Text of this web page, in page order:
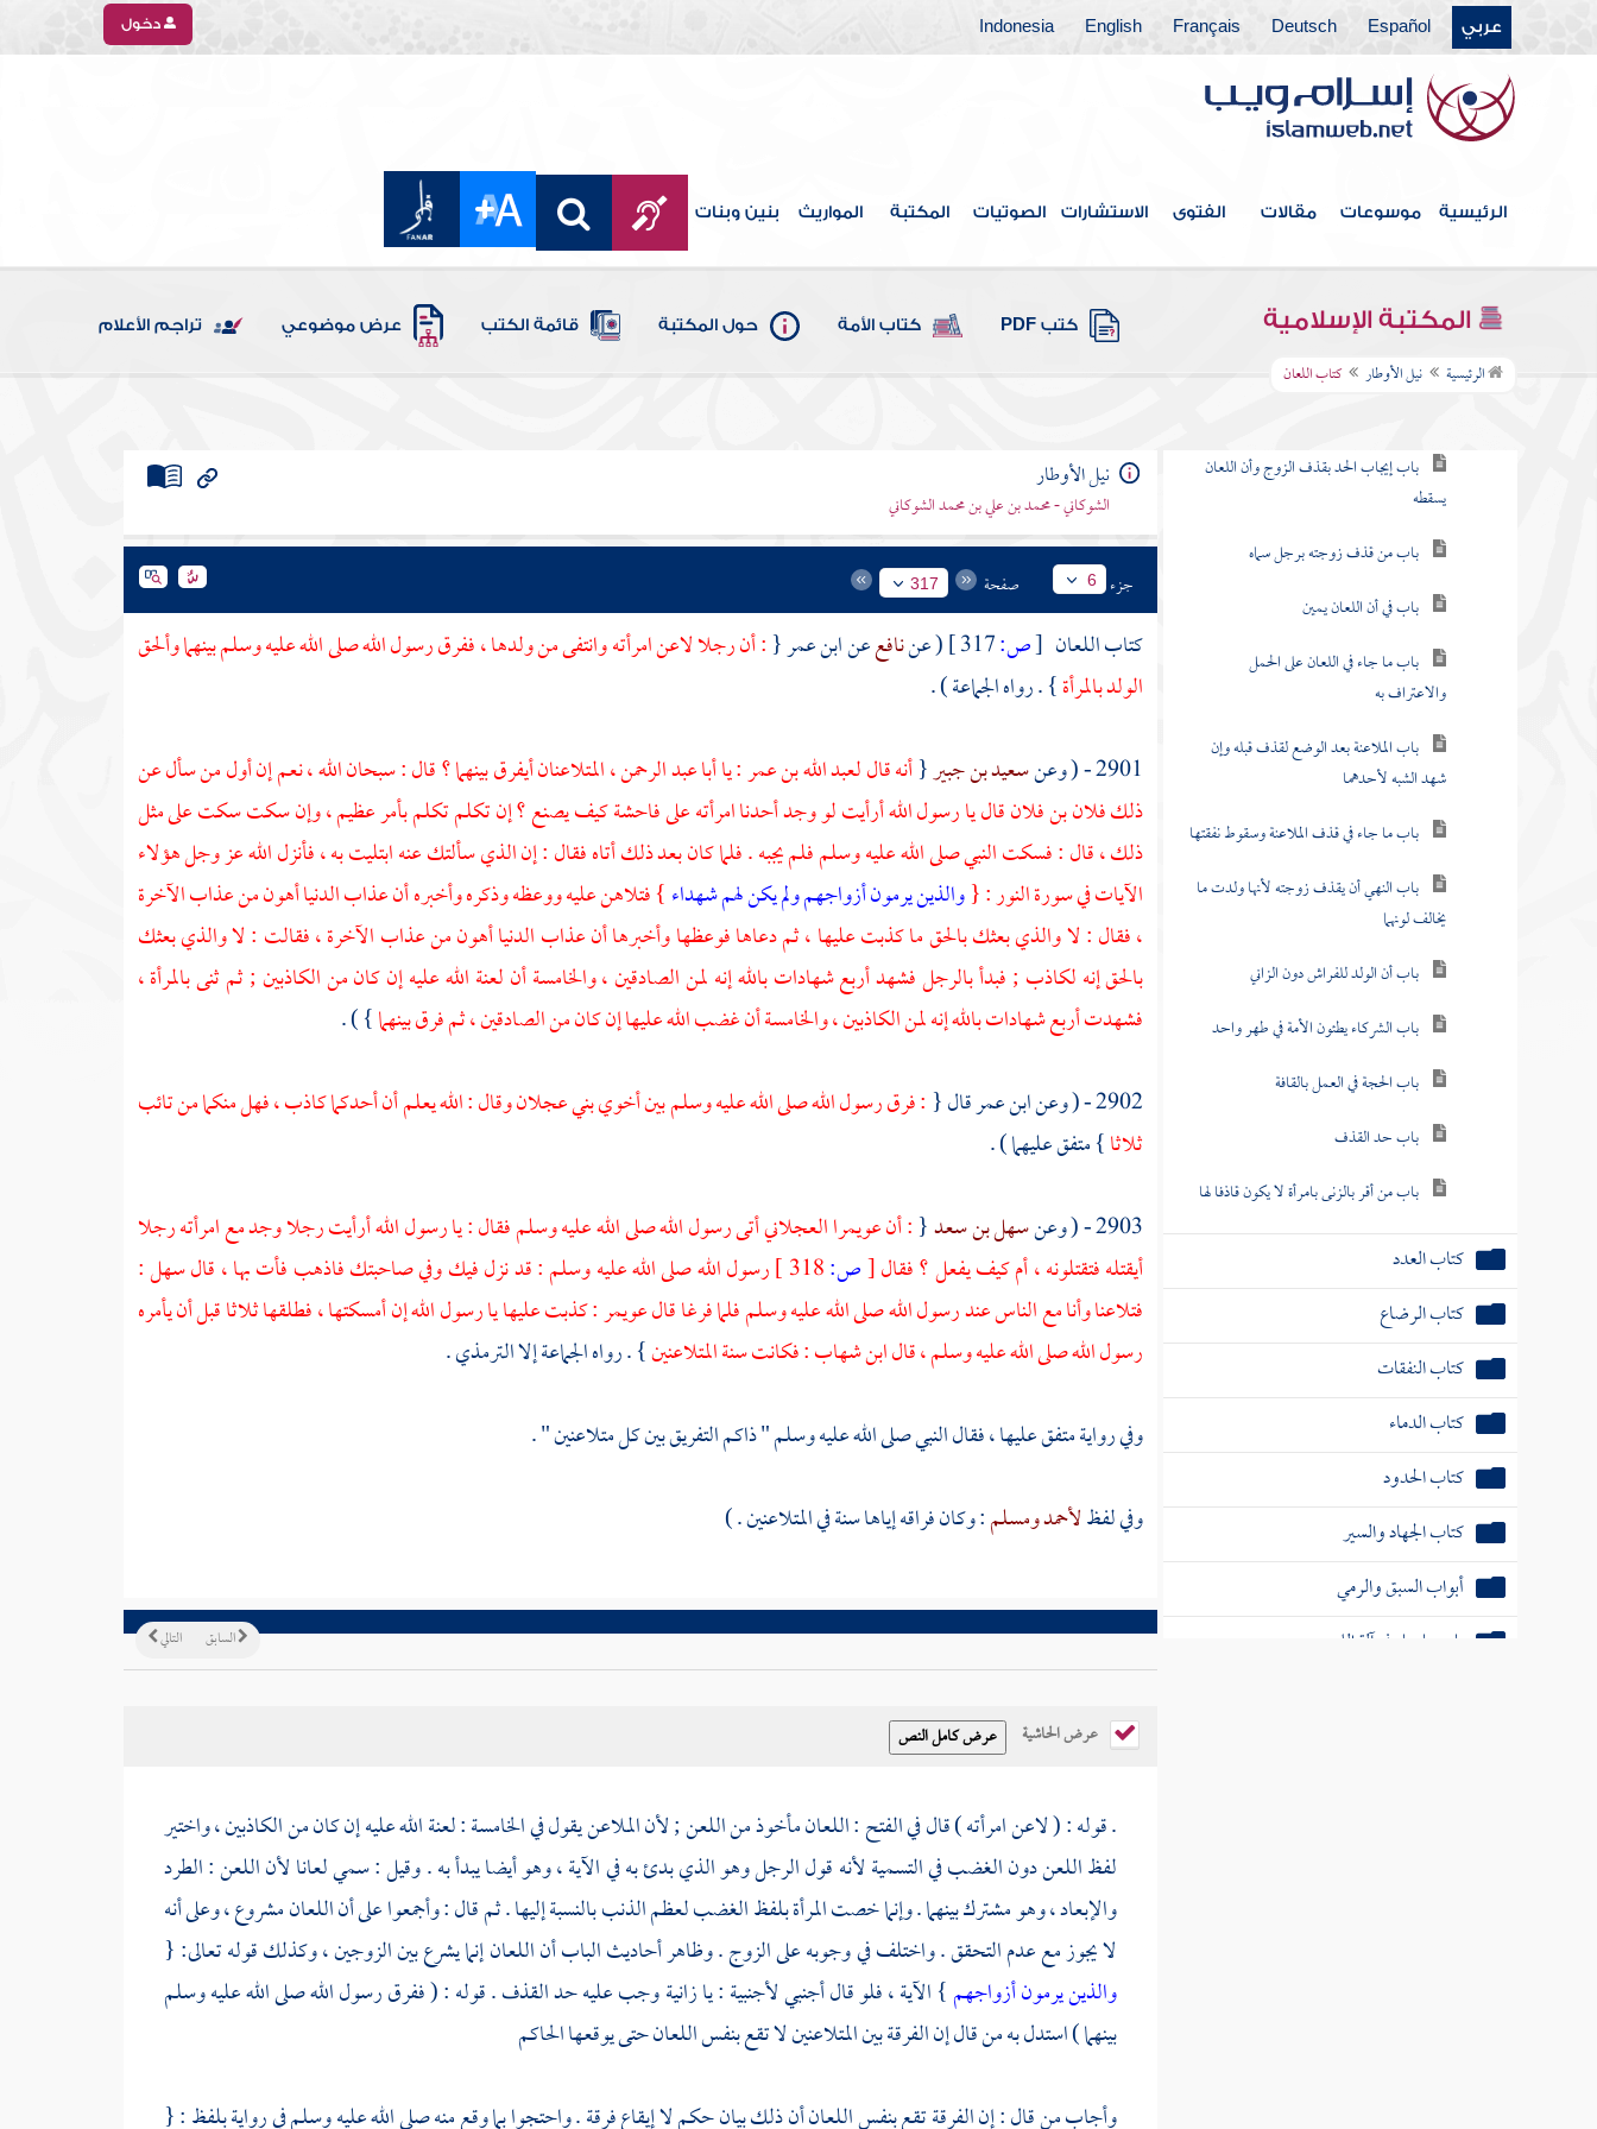
عربي Español
Deutsch
Français
English
Indonesia دخول
الرئيسية موسوعات مقالات الفتوى الاستشارات الصوتيات المكتبة المواريث بنين وبنات
المكتبة الإسلامية كتب PDF كتاب الأمة حول المكتبة قائمة الكتب عرض موضوعي تراجم الأعلام
الرئيسية نيل الأوطار كتاب اللعان
كتاب الطلاق
كتاب الخلع
كتاب الظهار
كتاب اللعان
باب إيجاب الحد بقذف الزوج وأن اللعان
يسقطه
باب من قذف زوجته برجل سماه
باب في أن اللعان يمين
باب ما جاء في اللعان على الحمل
والاعتراف به
باب الملاعنة بعد الوضع لقذف قبله وإن
شهد الشبه لأحدهما
باب ما جاء في قذف الملاعنة وسقوط نفقتها
باب النهي أن يقذف زوجته لأنها ولدت ما
يخالف لونهما
باب أن الولد للفراش دون الزاني
باب الشركاء يطئون الأمة في طهر واحد
باب الحجة في العمل بالقافة
باب حد القذف
باب من أقر بالزنى بامرأة لا يكون قاذفا لها
كتاب العدد
كتاب الرضاع
كتاب النفقات
كتاب الدماء
كتاب الحدود
كتاب الجهاد والسير
أبواب السبق والرمي
باب ما جاء في آلة اللهو
نيل الأوطار
الشوكاني - محمد بن علي بن محمد الشوكاني
جزء 6 صفحة 317
كتاب اللعان [ص: ( عننافععنابن عمر{: أن رجلا لاعن امرأته وانتفى من ولدها ، ففرق رسول الله صلى الله عليه وسلم بينهما وألحق
الولد بالمرأة} . رواه الجماعة ) .
2901 - ( وعن
سعيد بن جبير{أنه قاللعبد الله بن عمر: ياأبا عبد الرحمن، المتلاعنان أيفرق بينهما ؟ قال : سبحان الله ، نعم إن أول من سأل عن
ذلك فلان بن فلان قال يا رسول الله أرأيت لو وجد أحدنا امرأته على فاحشة كيف يصنع ؟ إن تكلم تكلم بأمر عظيم ، وإن سكت سكت على مثل
ذلك ، قال : فسكت النبي صلى الله عليه وسلم فلم يجبه . فلما كان بعد ذلك أتاه فقال : إن الذي سألتك عنه ابتليت به ، فأنزل الله عز وجل هؤلاء
الآيات في سورة النور : {والذين يرمون أزواجهم ولم يكن لهم شهداء} فتلاهن عليه ووعظه وذكره وأخبره أن عذاب الدنيا أهون من عذاب الآخرة
، فقال : لا والذي بعثك بالحق ما كذبت عليها ، ثم دعاها فوعظها وأخبرها أن عذاب الدنيا أهون من عذاب الآخرة ، فقالت : لا والذي بعثك
بالحق إنه لكاذب ; فبدأ بالرجل فشهد أربع شهادات بالله إنه لمن الصادقين ، والخامسة أن لعنة الله عليه إن كان من الكاذبين ; ثم ثنى بالمرأة ،
فشهدت أربع شهادات بالله إنه لمن الكاذبين ، والخامسة أن غضب الله عليها إن كان من الصادقين ، ثم فرق بينهما} ) .
2902 - ( وعن
ابن عمرقال {: فرق رسول الله صلى الله عليه وسلم بين أخويبني عجلانوقال : الله يعلم أن أحدكما كاذب ، فهل منكما من تائب
ثلاثا} متفق عليهما ) .
2903 - ( وعن
سهل بن سعد{: أنعويمرا العجلانيأتى رسول الله صلى الله عليه وسلم فقال : يا رسول الله أرأيت رجلا وجد مع امرأته رجلا
أيقتله فتقتلونه ، أم كيف يفعل ؟ فقال[ص: رسول الله صلى الله عليه وسلم : قد نزل فيك وفي صاحبتك فاذهب فأت بها ، قالسهل:
فتلاعنا وأنا مع الناس عند رسول الله صلى الله عليه وسلم فلما فرغا قالعويمر: كذبت عليها يا رسول الله إن أمسكتها ، فطلقها ثلاثا قبل أن يأمره
رسول الله صلى الله عليه وسلم ، قالابن شهاب: فكانت سنة المتلاعنين} . رواه الجماعة إلاالترمذي.
وفي رواية متفق عليها ، فقال النبي صلى الله عليه وسلم " ذاكم التفريق بين كل متلاعنين " .
وفي لفظلأحمدومسلم: وكان فراقه إياها سنة في المتلاعنين . )
التالي السابق
عرض الحاشية
. قوله : ( لاعن امرأته ) قال في الفتح : اللعان مأخوذ من اللعن ; لأن الملاعن يقول في الخامسة : لعنة الله عليه إن كان من الكاذبين ، واختير
لفظ اللعن دون الغضب في التسمية لأنه قول الرجل وهو الذي بدئ به في الآية ، وهو أيضا يبدأ به . وقيل : سمي لعانا لأن اللعن : الطرد
والإبعاد ، وهو مشترك بينهما . وإنما خصت المرأة بلفظ الغضب لعظم الذنب بالنسبة إليها . ثم قال : وأجمعوا على أن اللعان مشروع ، وعلى أنه
لا يجوز مع عدم التحقق . واختلف في وجوبه على الزوج . وظاهر أحاديث الباب أن اللعان إنما يشرع بين الزوجين ، وكذلك قوله تعالى: {
والذين يرمون أزواجهم} الآية ، فلو قال أجنبي لأجنبية : يا زانية وجب عليه حد القذف . قوله : ( ففرق رسول الله صلى الله عليه وسلم
بينهما ) استدل به من قال إن الفرقة بين المتلاعنين لا تقع بنفس اللعان حتى يوقعها الحاكم
وأجاب من قال : إن الفرقة تقع بنفس اللعان أن ذلك بيان حكم لا إيقاع فرقة . واحتجوا بما وقع منه صلى الله عليه وسلم في رواية بلفظ : {